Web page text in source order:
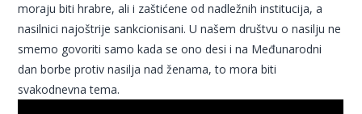
moraju biti hrabre, ali i zaštićene od nadležnih institucija, a
nasilnici najoštrije sankcionisani. U našem društvu o nasilju ne
smemo govoriti samo kada se ono desi i na Međunarodni
dan borbe protiv nasilja nad ženama, to mora biti
svakodnevna tema.